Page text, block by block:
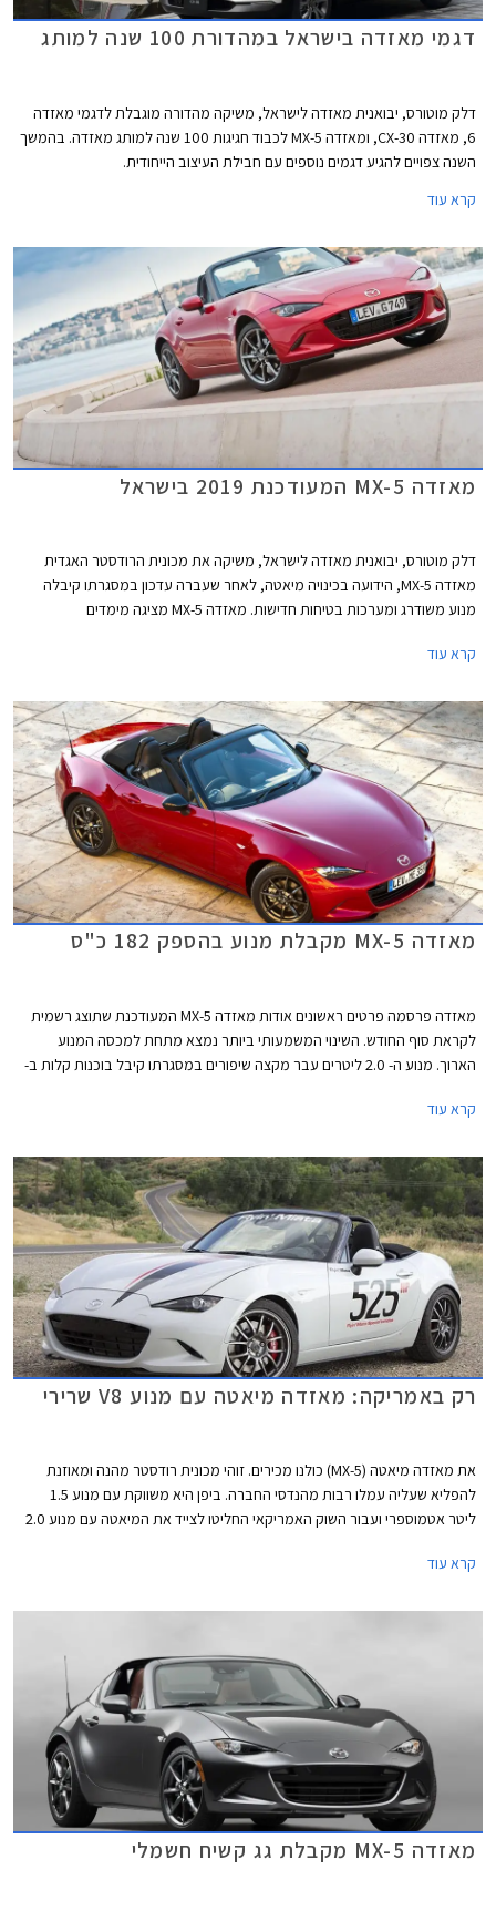
דגמי מאזדה בישראל במהדורת 100 שנה למותג
דלק מוטורס, יבואנית מאזדה לישראל, משיקה מהדורה מוגבלת לדגמי מאזדה
6, מאזדה CX-30, ומאזדה MX-5 לכבוד חגיגות 100 שנה למותג מאזדה. בהמשך
השנה צפויים להגיע דגמים נוספים עם חבילת העיצוב הייחודית.
קרא עוד
מאזדה MX-5 המעודכנת 2019 בישראל
דלק מוטורס, יבואנית מאזדה לישראל, משיקה את מכונית הרודסטר האגדית
מאזדה MX-5, הידועה בכינויה מיאטה, לאחר שעברה עדכון במסגרתו קיבלה
מנוע משודרג ומערכות בטיחות חדישות. מאזדה MX-5 מציגה מימדים
הגלגלים באורך 2,310 מ"מ. תא המטען בנפח 130 ליטרים בלבד.
קרא עוד
מאזדה MX-5 מקבלת מנוע בהספק 182 כ"ס
מאזדה פרסמה פרטים ראשונים אודות מאזדה MX-5 המעודכנת שתוצג רשמית
לקראת סוף החודש. השינוי המשמעותי ביותר נמצא מתחת למכסה המנוע
הארוך. מנוע ה- 2.0 ליטרים עבר מקצה שיפורים במסגרתו קיבל בוכנות קלות ב-
ומערכת פליטה עבה יותר.
קרא עוד
רק באמריקה: מאזדה מיאטה עם מנוע V8 שרירי
את מאזדה מיאטה (MX-5) כולנו מכירים. זוהי מכונית רודסטר מהנה ומאוזנת
להפליא שעליה עמלו רבות מהנדסי החברה. ביפן היא משווקת עם מנוע 1.5
ליטר אטמוספרי ועבור השוק האמריקאי החליטו לצייד את המיאטה עם מנוע 2.0
החל מהצ'יפס במקדונדלס ועד למנוע ברכב.
קרא עוד
מאזדה MX-5 מקבלת גג קשיח חשמלי